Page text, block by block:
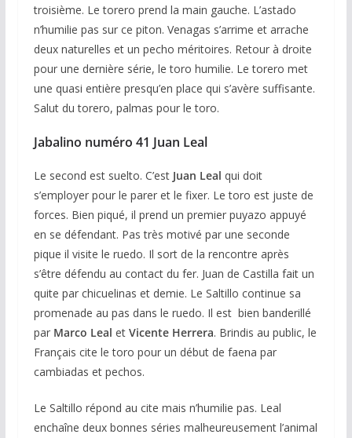
troisième. Le torero prend la main gauche. L’astado
n’humilie pas sur ce piton. Venagas s’arrime et arrache
deux naturelles et un pecho méritoires. Retour à droite
pour une dernière série, le toro humilie. Le torero met
une quasi entière presqu’en place qui s’avère suffisante.
Salut du torero, palmas pour le toro.
Jabalino numéro 41 Juan Leal
Le second est suelto. C’est Juan Leal qui doit
s’employer pour le parer et le fixer. Le toro est juste de
forces. Bien piqué, il prend un premier puyazo appuyé
en se défendant. Pas très motivé par une seconde
pique il visite le ruedo. Il sort de la rencontre après
s’être défendu au contact du fer. Juan de Castilla fait un
quite par chicuelinas et demie. Le Saltillo continue sa
promenade au pas dans le ruedo. Il est bien banderillé
par Marco Leal et Vicente Herrera. Brindis au public, le
Français cite le toro pour un début de faena par
cambiadas et pechos.
Le Saltillo répond au cite mais n’humilie pas. Leal
enchaîne deux bonnes séries malheureusement l’animal